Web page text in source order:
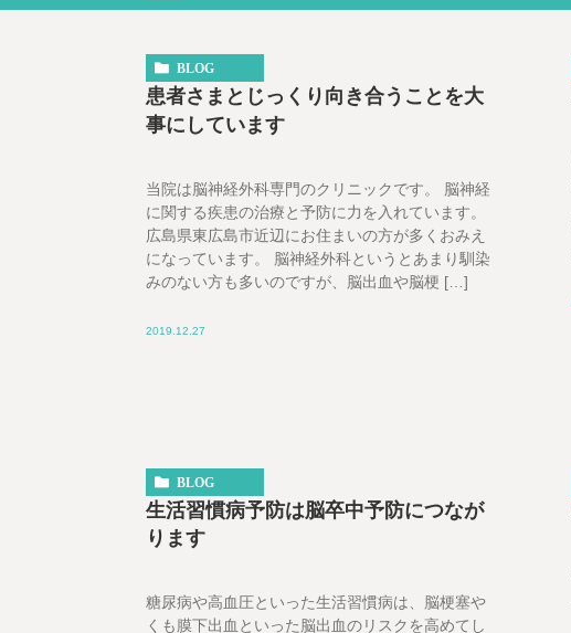
BLOG
患者さまとじっくり向き合うことを大
事にしています
当院は脳神経外科専門のクリニックです。 脳神経
に関する疾患の治療と予防に力を入れています。
広島県東広島市近辺にお住まいの方が多くおみえ
になっています。 脳神経外科というとあまり馴染
みのない方も多いのですが、脳出血や脳梗 […]
2019.12.27
BLOG
生活習慣病予防は脳卒中予防につなが
ります
糖尿病や高血圧といった生活習慣病は、脳梗塞や
くも膜下出血といった脳出血のリスクを高めてし